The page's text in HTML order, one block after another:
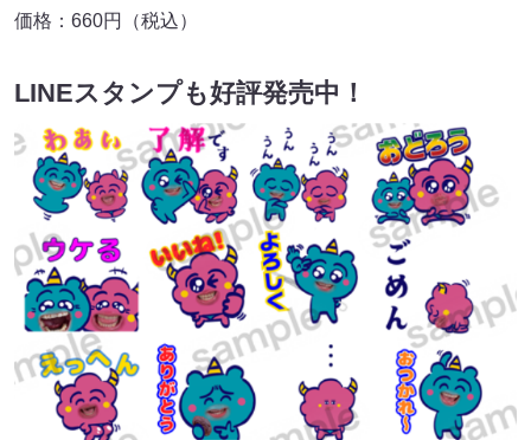
価格：660円（税込）
LINEスタンプも好評発売中！